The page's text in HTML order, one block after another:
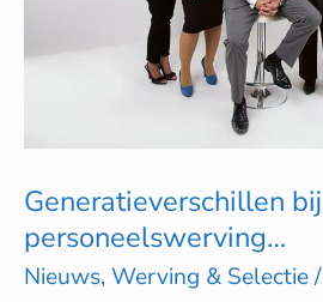
Generatieverschillen bij
personeelswerving…
Nieuws,Werving & Selectie/